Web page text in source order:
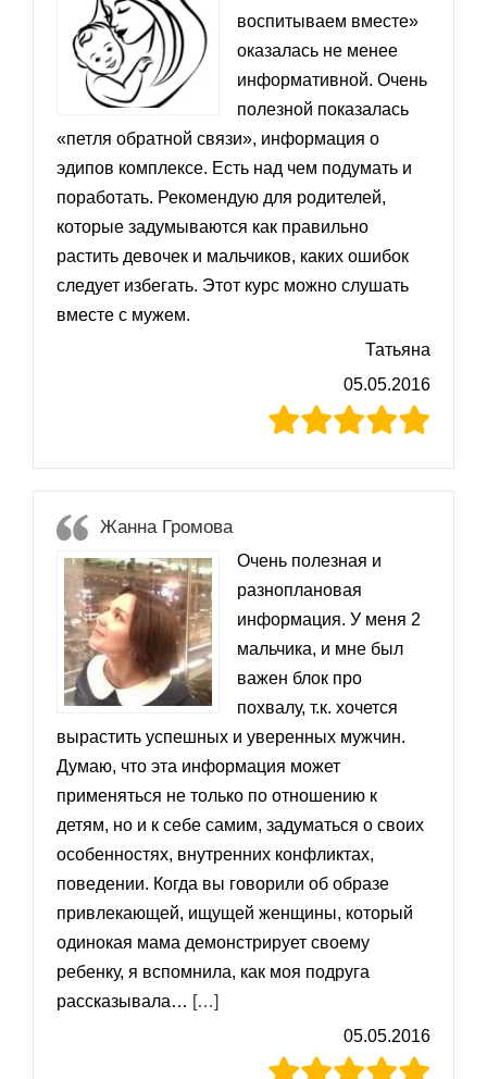
воспитываем вместе»
оказалась не менее
информативной. Очень
полезной показалась
«петля обратной связи», информация о
эдипов комплексе. Есть над чем подумать и
поработать. Рекомендую для родителей,
которые задумываются как правильно
растить девочек и мальчиков, каких ошибок
следует избегать. Этот курс можно слушать
вместе с мужем.
Татьяна
05.05.2016
Жанна Громова
Очень полезная и
разноплановая
информация. У меня 2
мальчика, и мне был
важен блок про
похвалу, т.к. хочется
вырастить успешных и уверенных мужчин.
Думаю, что эта информация может
применяться не только по отношению к
детям, но и к себе самим, задуматься о своих
особенностях, внутренних конфликтах,
поведении. Когда вы говорили об образе
привлекающей, ищущей женщины, который
одинокая мама демонстрирует своему
ребенку, я вспомнила, как моя подруга
рассказывала… […]«Жанна Громова»
05.05.2016